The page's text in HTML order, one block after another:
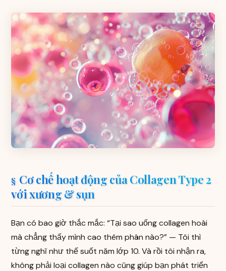
Cơ chế hoạt động của Collagen Type 2
với xương & sụn
Bạn có bao giờ thắc mắc: “Tại sao uống collagen hoài
mà chẳng thấy mình cao thêm phân nào?” — Tôi thì
từng nghĩ như thế suốt năm lớp 10. Và rồi tôi nhận ra,
không phải loại collagen nào cũng giúp bạn phát triển